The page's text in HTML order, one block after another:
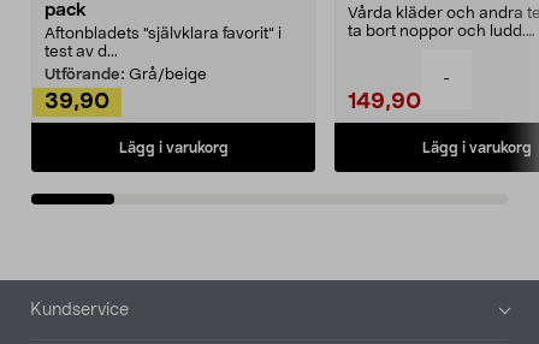
-
pack
Aftonbladets "självklara favorit” i
test av d...
Utförande: Grå/beige
39,90
Lägg i varukorg
Vårda kläder och andra
ta bort noppor och ludd.
149,90
Lägg i varukorg
Sidfot
Kundservice